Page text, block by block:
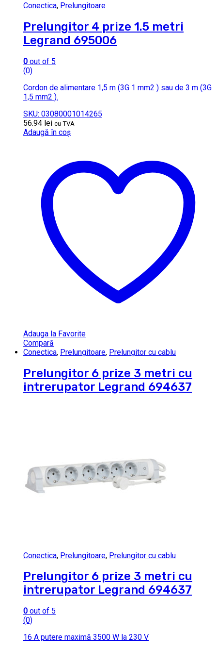
Conectica, Prelungitoare
Prelungitor 4 prize 1.5 metri
Legrand 695006
0 out of 5
(0)
Cordon de alimentare 1,5 m (3G 1 mm2 ) sau de 3 m (3G
1,5 mm2 ).
SKU: 03080001014265
56.94 lei cu TVA
Adaugă în coș
Adauga la Favorite
Compară
Conectica, Prelungitoare, Prelungitor cu cablu
Prelungitor 6 prize 3 metri cu
intrerupator Legrand 694637
Conectica, Prelungitoare, Prelungitor cu cablu
Prelungitor 6 prize 3 metri cu
intrerupator Legrand 694637
0 out of 5
(0)
16 A putere maximă 3500 W la 230 V